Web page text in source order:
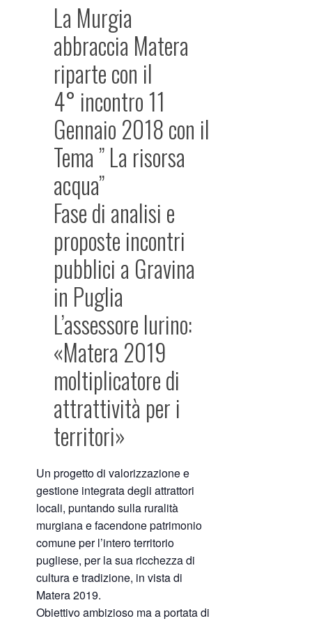
La Murgia
abbraccia Matera
riparte con il
4° incontro 11
Gennaio 2018 con il
Tema ” La risorsa
acqua”
Fase di analisi e
proposte incontri
pubblici a Gravina
in Puglia
L’assessore Iurino:
«Matera 2019
moltiplicatore di
attrattività per i
territori»
Un progetto di valorizzazione e
gestione integrata degli attrattori
locali, puntando sulla ruralità
murgiana e facendone patrimonio
comune per l’intero territorio
pugliese, per la sua ricchezza di
cultura e tradizione, in vista di
Matera 2019.
Obiettivo ambizioso ma a portata di